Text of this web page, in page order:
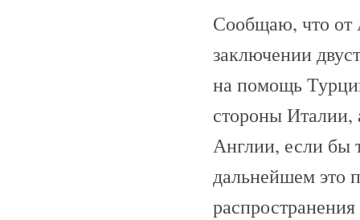
Сообщаю, что от
заключении
на помощь
стороны Италии,
Англии, если бы
дальнейшем это